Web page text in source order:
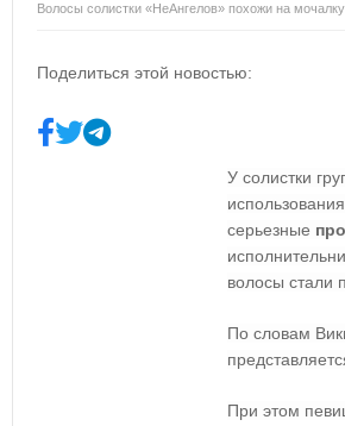
Волосы солистки «НеАнгелов» похожи на мочалку
Поделиться этой новостью:
У солистки
серьезные
волосы стали
По словам
При этом